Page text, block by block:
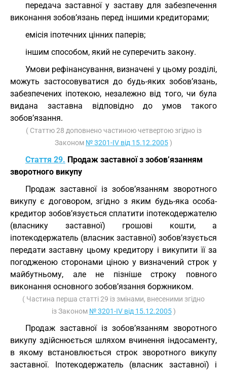
передача заставної у заставу для забезпечення
виконання зобов’язань перед іншими кредиторами;
емісія іпотечних цінних паперів;
іншим способом, який не суперечить закону.
Умови рефінансування, визначені у цьому розділі,
можуть застосовуватися до будь-яких зобов’язань,
забезпечених іпотекою, незалежно від того, чи була
видана заставна відповідно до умов такого
зобов’язання.
( Статтю 28 доповнено частиною четвертою згідно із
Законом № 3201-IV від 15.12.2005)
Стаття 29. Продаж заставної з зобов’язанням
зворотного викупу
Продаж заставної із зобов’язанням зворотного
викупу є договором, згідно з яким будь-яка особа-
кредитор зобов’язується сплатити іпотекодержателю
(власнику заставної) грошові кошти, а
іпотекодержатель (власник заставної) зобов’язується
передати заставну цьому кредитору і викупити її за
погодженою сторонами ціною у визначений строк у
майбутньому, але не пізніше строку повного
виконання основного зобов’язання боржником.
( Частина перша статті 29 із змінами, внесеними згідно
із Законом № 3201-IV від 15.12.2005)
Продаж заставної із зобов’язанням зворотного
викупу здійснюється шляхом вчинення індосаменту,
в якому встановлюється строк зворотного викупу
заставної. Іпотекодержатель (власник заставної) і